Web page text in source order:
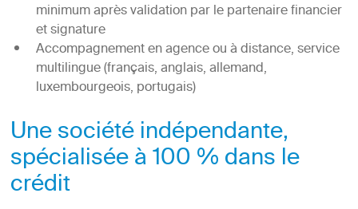
minimum après validation par le partenaire financier
et signature
Accompagnement en agence ou à distance, service
multilingue (français, anglais, allemand,
luxembourgeois, portugais)
Une société indépendante,
spécialisée à 100 % dans le
crédit